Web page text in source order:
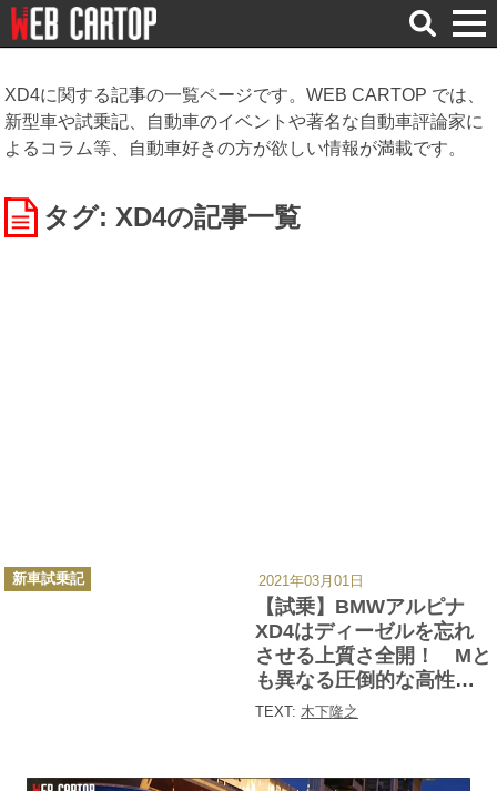
検
索
XD4に関する記事の一覧ページです。WEB CARTOP では、
新型車や試乗記、自動車のイベントや著名な自動車評論家に
よるコラム等、自動車好きの方が欲しい情報が満載です。
タグ: XD4の記事一覧
【試乗】BMWアルピナ
XD4はディーゼルを忘れ
させる上質さ全開！ Mと
も異なる圧倒的な高性能
を体感
TEXT: 木下隆之
カ
テ
新車試乗記 2021年03月01日